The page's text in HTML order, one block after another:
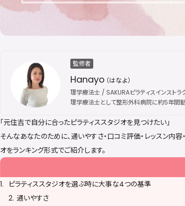
監修者
Hanayo （はなよ）
理学療法士 / SAKURAピラティスインストラ
理学療法士として整形外科病院に約5年間
スにてインストラクターとして活動。医療
な姿勢改善・疼痛ケアを提供している。出
誇る。
「元住吉で自分に合ったピラティススタジオを見つけたい」
そんなあなたのために、通いやすさ・口コミ評価・レッスン内
オをランキング形式でご紹介します。
ピラティススタジオを選ぶ時に大事な4つの基準
通いやすさ